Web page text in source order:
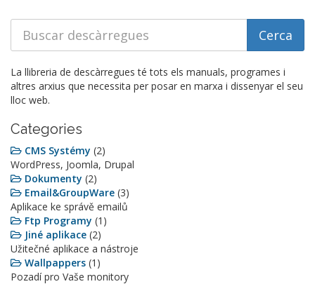
La llibreria de descàrregues té tots els manuals, programes i
altres arxius que necessita per posar en marxa i dissenyar el seu
lloc web.
Categories
CMS Systémy (2)
WordPress, Joomla, Drupal
Dokumenty (2)
Email&GroupWare (3)
Aplikace ke správě emailů
Ftp Programy (1)
Jiné aplikace (2)
Užitečné aplikace a nástroje
Wallpappers (1)
Pozadí pro Vaše monitory